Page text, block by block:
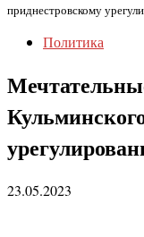
приднестровскому
Политика
23.05.2023